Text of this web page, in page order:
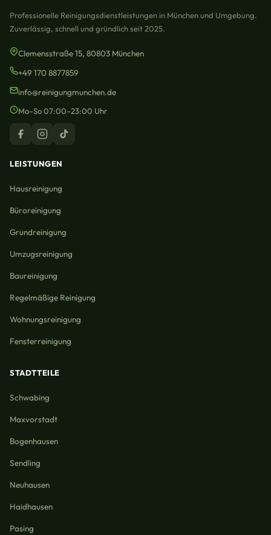
Professionelle Reinigungsdienstleistungen in München und Umgebung.
Zuverlässig, schnell und gründlich seit 2025.
Clemensstraße 15, 80803 München
+49 170 8877859
info@reinigungmunchen.de
Mo–So 07:00–23:00 Uhr
LEISTUNGEN
Hausreinigung
Büroreinigung
Grundreinigung
Umzugsreinigung
Baureinigung
Regelmäßige Reinigung
Wohnungsreinigung
Fensterreinigung
STADTTEILE
Schwabing
Maxvorstadt
Bogenhausen
Sendling
Neuhausen
Haidhausen
Pasing